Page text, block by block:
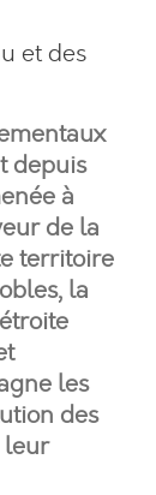
et des
depuis
à
de la
territoire
la
les
des
leur